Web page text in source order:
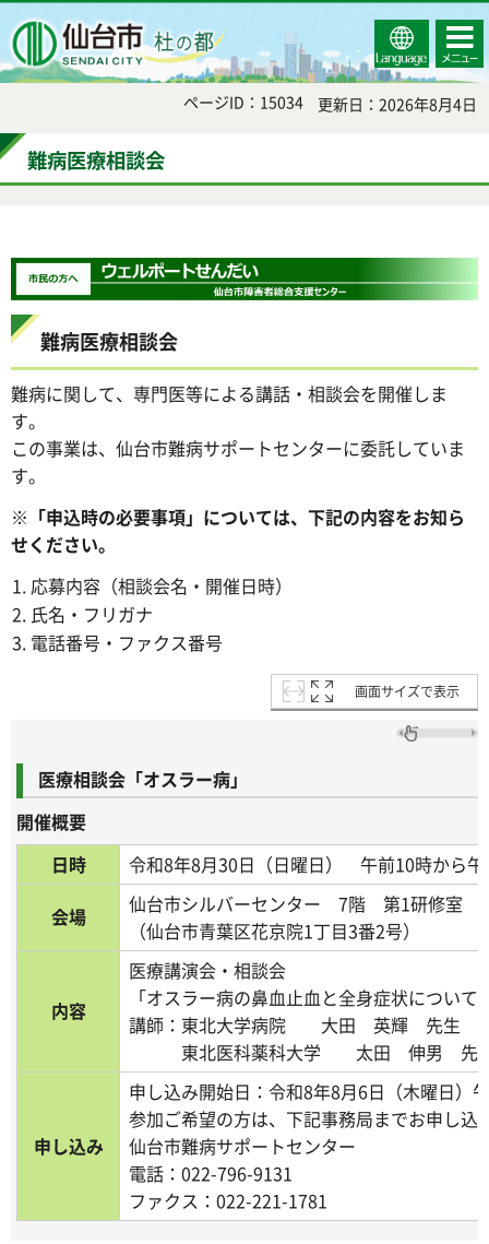
Select
Language
コンテ
ンツメ
ニュー
ページID：15034 更新日：2026年8月4日
難病医療相談会
難病医療相談会
難病に関して、専門医等による講話・相談会を開催しま
す。
この事業は、仙台市難病サポートセンターに委託していま
す。
※「申込時の必要事項」については、下記の内容をお知ら
せください。
応募内容（相談会名・開催日時）
氏名・フリガナ
電話番号・ファクス番号
画面サイズで表示
医療相談会「オスラー病」
開催概要
日時
令和8年8月30日（日曜日） 午前10時から午
会場
仙台市シルバーセンター 7階 第1研修室
（仙台市青葉区花京院1丁目3番2号）
内容
医療講演会・相談会
「オスラー病の鼻血止血と全身症状について
講師：東北大学病院 大田 英輝 先生
東北医科薬科大学 太田 伸男 先
申し込み
申し込み開始日：令和8年8月6日（木曜日）
参加ご希望の方は、下記事務局までお申し込
仙台市難病サポートセンター
電話：022-796-9131
ファクス：022-221-1781